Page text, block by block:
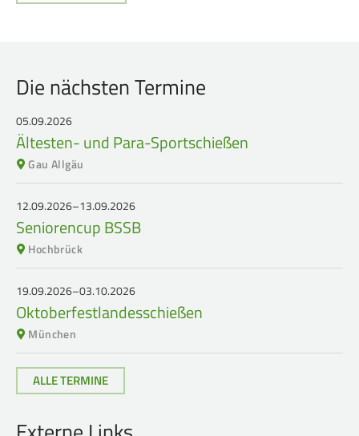
Die nächsten Termine
05.09.2026
Ältesten- und Para-Sportschießen
Gau Allgäu
12.09.2026–13.09.2026
Seniorencup BSSB
Hochbrück
19.09.2026–03.10.2026
Oktoberfestlandesschießen
München
ALLE TERMINE